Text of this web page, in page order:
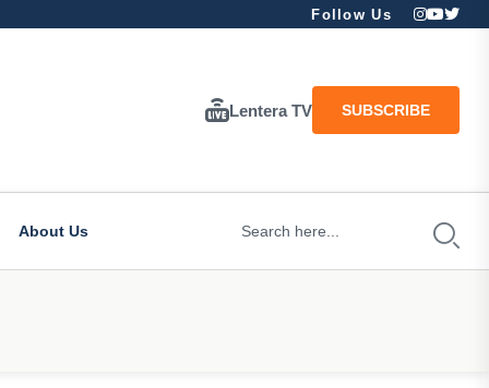
Follow Us
Lentera TV SUBSCRIBE
About Us